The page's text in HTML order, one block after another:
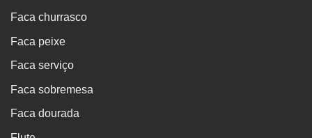
Faca churrasco
Faca peixe
Faca serviço
Faca sobremesa
Faca dourada